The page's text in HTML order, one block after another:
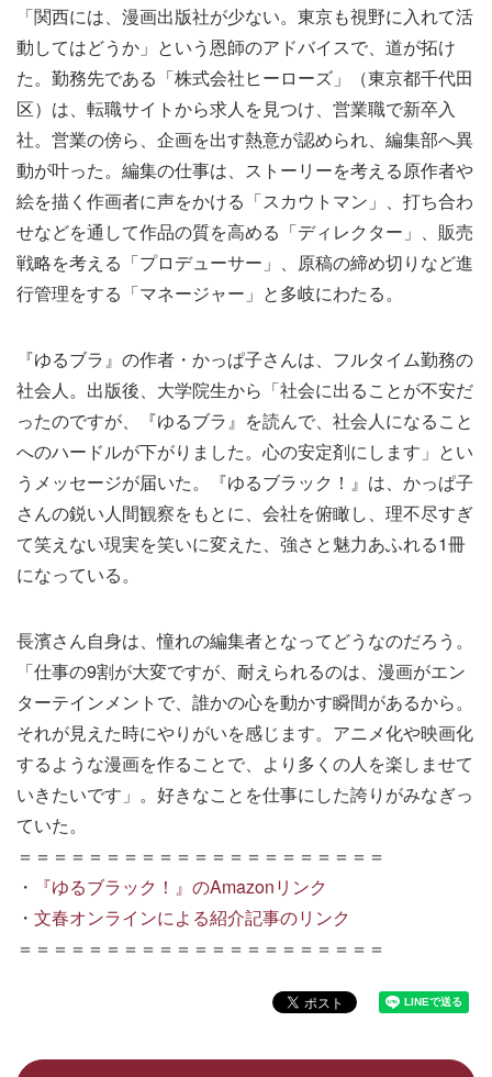
「関西には、漫画出版社が少ない。東京も視野に入れて活
動してはどうか」という恩師のアドバイスで、道が拓け
た。勤務先である「株式会社ヒーローズ」（東京都千代田
区）は、転職サイトから求人を見つけ、営業職で新卒入
社。営業の傍ら、企画を出す熱意が認められ、編集部へ異
動が叶った。編集の仕事は、ストーリーを考える原作者や
絵を描く作画者に声をかける「スカウトマン」、打ち合わ
せなどを通して作品の質を高める「ディレクター」、販売
戦略を考える「プロデューサー」、原稿の締め切りなど進
行管理をする「マネージャー」と多岐にわたる。
『ゆるブラ』の作者・かっぱ子さんは、フルタイム勤務の
社会人。 出版後、大学院生から「社会に出ることが不安だ
ったのですが、『ゆるブラ』を読んで、社会人になること
へのハードルが下がりました。心の安定剤にします」とい
うメッセージが届いた。『ゆるブラック！』は、かっぱ子
さんの鋭い人間観察をもとに、会社を俯瞰し、理不尽すぎ
て笑えない現実を笑いに変えた、強さと魅力あふれる1冊
になっている。
長濱さん自身は、憧れの編集者となってどうなのだろう。
「仕事の9割が大変ですが、耐えられるのは、漫画がエン
ターテインメントで、誰かの心を動かす瞬間があるから。
それが見えた時にやりがいを感じます。アニメ化や映画化
するような漫画を作ることで、より多くの人を楽しませて
いきたいです」。好きなことを仕事にした誇りがみなぎっ
ていた。
＝＝＝＝＝＝＝＝＝＝＝＝＝＝＝＝＝＝＝＝＝
・
『ゆるブラック！』のAmazonリンク
・ 文春オンラインによる紹介記事のリンク
＝＝＝＝＝＝＝＝＝＝＝＝＝＝＝＝＝＝＝＝＝